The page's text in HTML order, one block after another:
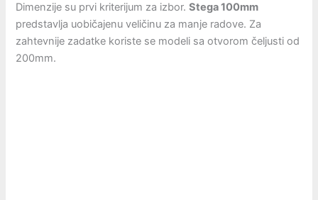
Dimenzije su prvi kriterijum za izbor.Stega 100mm
predstavlja uobičajenu veličinu za manje radove. Za
zahtevnije zadatke koriste se modeli sa otvorom čeljusti od
200mm.